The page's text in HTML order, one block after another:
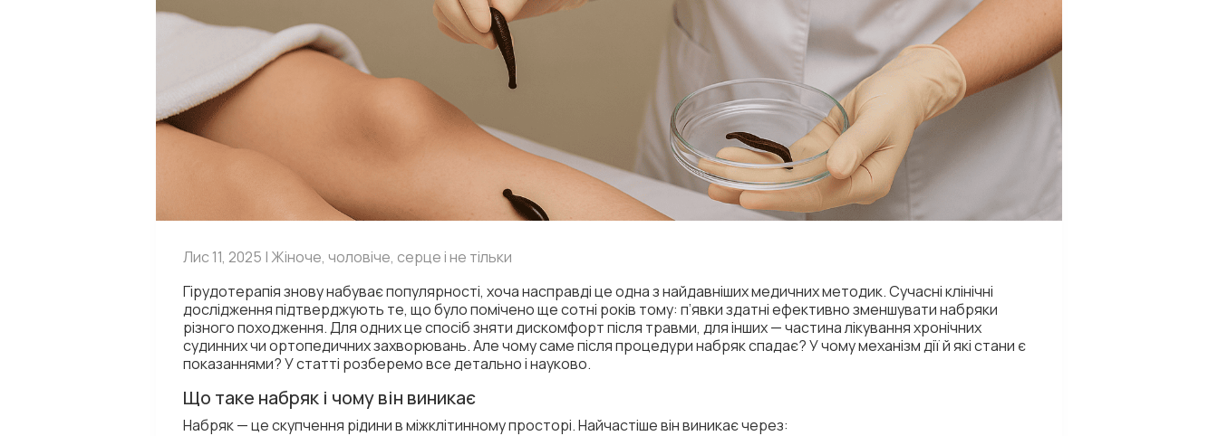
Лис 11, 2025 | Жіноче, чоловіче, серце і не тільки
Гірудотерапія знову набуває популярності, хоча насправді це одна з найдавніших медичних методик. Сучасні клінічні
дослідження підтверджують те, що було помічено ще сотні років тому: п’явки здатні ефективно зменшувати набряки
різного походження. Для одних це спосіб зняти дискомфорт після травми, для інших — частина лікування хронічних
судинних чи ортопедичних захворювань. Але чому саме після процедури набряк спадає? У чому механізм дії й які стани є
показаннями? У статті розберемо все детально і науково.
Що таке набряк і чому він виникає
Набряк — це скупчення рідини в міжклітинному просторі. Найчастіше він виникає через: